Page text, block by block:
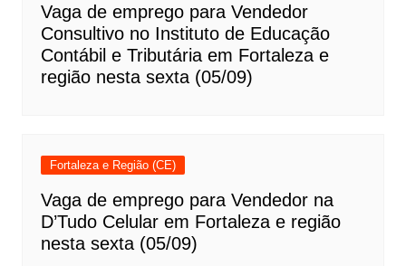
Vaga de emprego para Vendedor
Consultivo no Instituto de Educação
Contábil e Tributária em Fortaleza e
região nesta sexta (05/09)
Fortaleza e Região (CE)
Vaga de emprego para Vendedor na
D’Tudo Celular em Fortaleza e região
nesta sexta (05/09)